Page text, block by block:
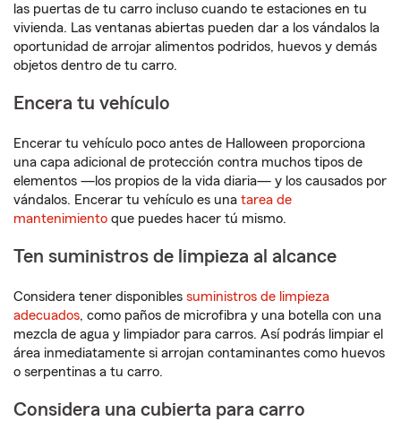
las puertas de tu carro incluso cuando te estaciones en tu
vivienda. Las ventanas abiertas pueden dar a los vándalos la
oportunidad de arrojar alimentos podridos, huevos y demás
objetos dentro de tu carro.
Encera tu vehículo
Encerar tu vehículo poco antes de Halloween proporciona
una capa adicional de protección contra muchos tipos de
elementos —los propios de la vida diaria— y los causados por
vándalos. Encerar tu vehículo es una tarea de
mantenimiento que puedes hacer tú mismo.
Ten suministros de limpieza al alcance
Considera tener disponibles suministros de limpieza
adecuados, como paños de microfibra y una botella con una
mezcla de agua y limpiador para carros. Así podrás limpiar el
área inmediatamente si arrojan contaminantes como huevos
o serpentinas a tu carro.
Considera una cubierta para carro